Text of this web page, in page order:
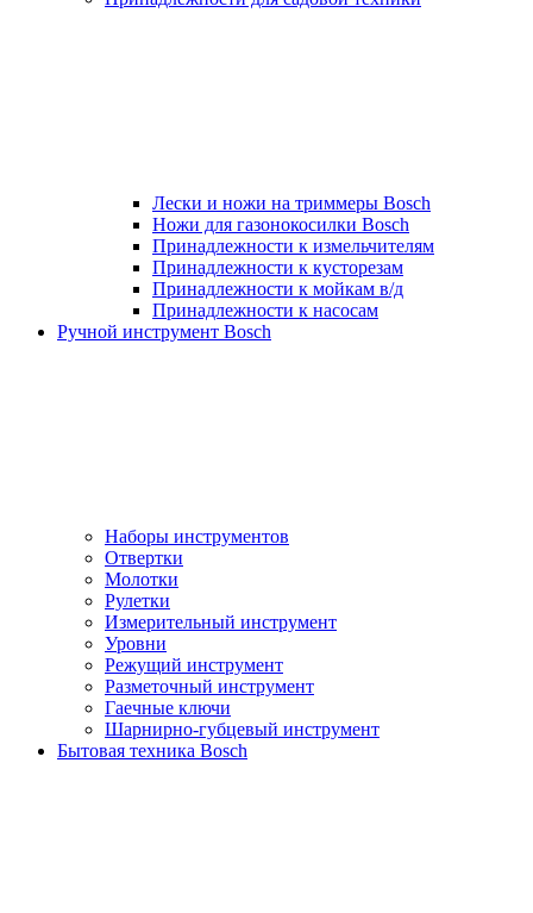
Лески и ножи на триммеры Bosch
Ножи для газонокосилки Bosch
Принадлежности к измельчителям
Принадлежности к кусторезам
Принадлежности к мойкам в/д
Принадлежности к насосам
Ручной инструмент Bosch
Наборы инструментов
Отвертки
Молотки
Рулетки
Измерительный инструмент
Уровни
Режущий инструмент
Разметочный инструмент
Гаечные ключи
Шарнирно-губцевый инструмент
Бытовая техника Bosch